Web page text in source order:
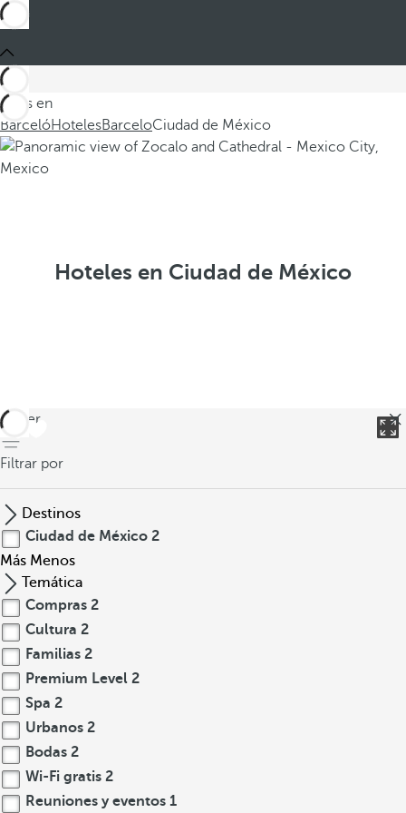
Estás en
BarcelóHotelesBarceloCiudad de México
Hoteles en Ciudad de México
volver
Filtrar por
Destinos
Ciudad de México 2
Más Menos
Temática
Compras 2
Cultura 2
Familias 2
Premium Level 2
Spa 2
Urbanos 2
Bodas 2
Wi-Fi gratis 2
Reuniones y eventos 1